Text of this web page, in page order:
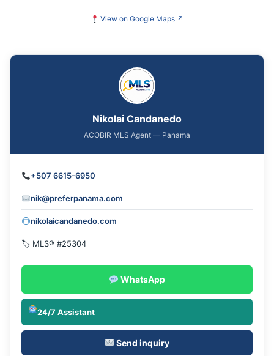
View on Google Maps ↗
Nikolai Candanedo
ACOBIR MLS Agent — Panama
+507 6615-6950
nik@preferpanama.com
nikolaicandanedo.com
🏷 MLS® #25304
WhatsApp
24/7 Assistant
Send inquiry